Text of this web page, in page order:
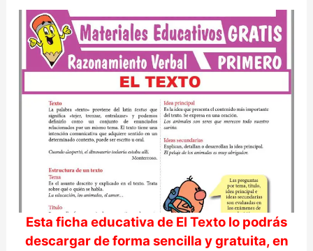
Esta ficha educativa de El Texto lo podrás
descargar de forma sencilla y gratuita, en